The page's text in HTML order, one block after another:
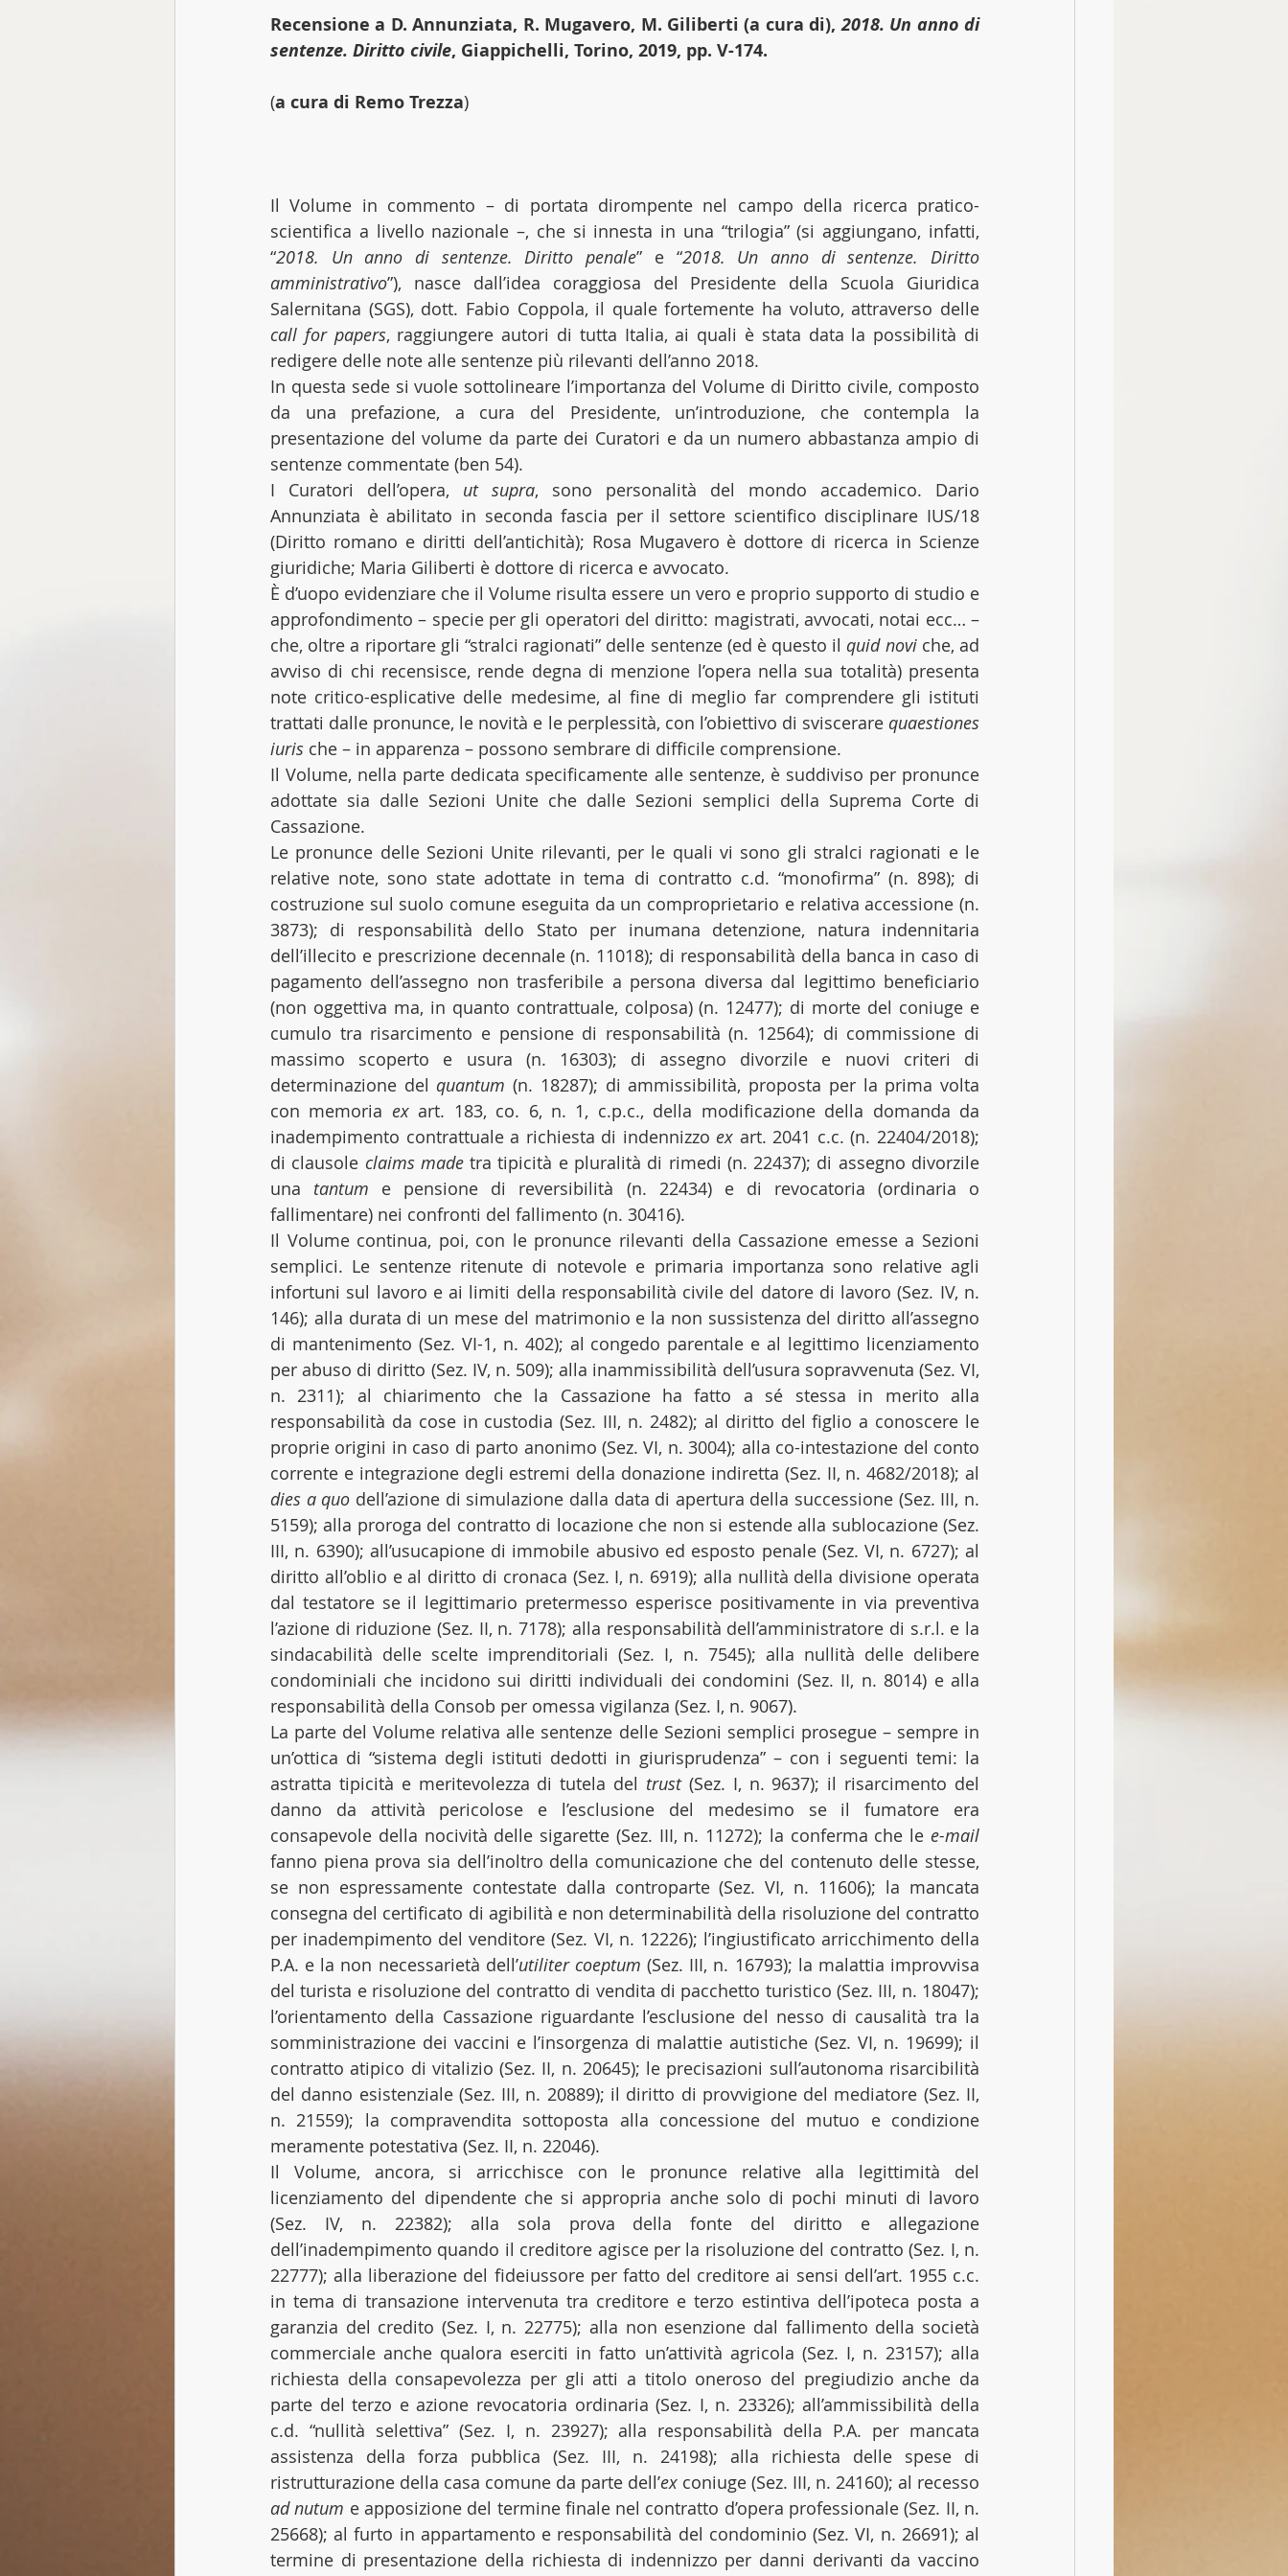
Recensione a D. Annunziata, R. Mugavero, M. Giliberti (a cura di), 2018. Un anno di
sentenze. Diritto civile, Giappichelli, Torino, 2019, pp. V-174.
(a cura di Remo Trezza)
Il Volume in commento – di portata dirompente nel campo della ricerca pratico-
scientifica a livello nazionale –, che si innesta in una “trilogia” (si aggiungano, infatti,
“2018. Un anno di sentenze. Diritto penale” e “2018. Un anno di sentenze. Diritto
amministrativo”), nasce dall’idea coraggiosa del Presidente della Scuola Giuridica
call for papers, raggiungere autori di tutta Italia, ai quali è stata data la possibilità di
redigere delle note alle sentenze più rilevanti dell’anno 2018.
In questa sede si vuole sottolineare l’importanza del Volume di Diritto civile, composto
da una prefazione, a cura del Presidente, un’introduzione, che contempla la
presentazione del volume da parte dei Curatori e da un numero abbastanza ampio di
sentenze commentate (ben 54).
I Curatori dell’opera, ut supra, sono personalità del mondo accademico. Dario
Annunziata è abilitato in seconda fascia per il settore scientifico disciplinare IUS/18
(Diritto romano e diritti dell’antichità); Rosa Mugavero è dottore di ricerca in Scienze
giuridiche; Maria Giliberti è dottore di ricerca e avvocato.
È d’uopo evidenziare che il Volume risulta essere un vero e proprio supporto di studio e
approfondimento – specie per gli operatori del diritto: magistrati, avvocati, notai ecc… –
che, oltre a riportare gli “stralci ragionati” delle sentenze (ed è questo il quid novi che, ad
avviso di chi recensisce, rende degna di menzione l’opera nella sua totalità) presenta
note critico-esplicative delle medesime, al fine di meglio far comprendere gli istituti
trattati dalle pronunce, le novità e le perplessità, con l’obiettivo di sviscerare quaestiones
iuris che – in apparenza – possono sembrare di difficile comprensione.
Il Volume, nella parte dedicata specificamente alle sentenze, è suddiviso per pronunce
adottate sia dalle Sezioni Unite che dalle Sezioni semplici della Suprema Corte di
Cassazione.
Le pronunce delle Sezioni Unite rilevanti, per le quali vi sono gli stralci ragionati e le
relative note, sono state adottate in tema di contratto c.d. “monofirma” (n. 898); di
costruzione sul suolo comune eseguita da un comproprietario e relativa accessione (n.
3873); di responsabilità dello Stato per inumana detenzione, natura indennitaria
dell’illecito e prescrizione decennale (n. 11018); di responsabilità della banca in caso di
pagamento dell’assegno non trasferibile a persona diversa dal legittimo beneficiario
(non oggettiva ma, in quanto contrattuale, colposa) (n. 12477); di morte del coniuge e
cumulo tra risarcimento e pensione di responsabilità (n. 12564); di commissione di
massimo scoperto e usura (n. 16303); di assegno divorzile e nuovi criteri di
determinazione del quantum (n. 18287); di ammissibilità, proposta per la prima volta
con memoria ex art. 183, co. 6, n. 1, c.p.c., della modificazione della domanda da
inadempimento contrattuale a richiesta di indennizzo ex art. 2041 c.c. (n. 22404/2018);
di clausole claims made tra tipicità e pluralità di rimedi (n. 22437); di assegno divorzile
una tantum e pensione di reversibilità (n. 22434) e di revocatoria (ordinaria o
fallimentare) nei confronti del fallimento (n. 30416).
Il Volume continua, poi, con le pronunce rilevanti della Cassazione emesse a Sezioni
semplici. Le sentenze ritenute di notevole e primaria importanza sono relative agli
infortuni sul lavoro e ai limiti della responsabilità civile del datore di lavoro (Sez. IV, n.
146); alla durata di un mese del matrimonio e la non sussistenza del diritto all’assegno
di mantenimento (Sez. VI-1, n. 402); al congedo parentale e al legittimo licenziamento
per abuso di diritto (Sez. IV, n. 509); alla inammissibilità dell’usura sopravvenuta (Sez. VI,
n. 2311); al chiarimento che la Cassazione ha fatto a sé stessa in merito alla
responsabilità da cose in custodia (Sez. III, n. 2482); al diritto del figlio a conoscere le
proprie origini in caso di parto anonimo (Sez. VI, n. 3004); alla co-intestazione del conto
dies a quo dell’azione di simulazione dalla data di apertura della successione (Sez. III, n.
5159); alla proroga del contratto di locazione che non si estende alla sublocazione (Sez.
III, n. 6390); all’usucapione di immobile abusivo ed esposto penale (Sez. VI, n. 6727); al
diritto all’oblio e al diritto di cronaca (Sez. I, n. 6919); alla nullità della divisione operata
dal testatore se il legittimario pretermesso esperisce positivamente in via preventiva
l’azione di riduzione (Sez. II, n. 7178); alla responsabilità dell’amministratore di s.r.l. e la
sindacabilità delle scelte imprenditoriali (Sez. I, n. 7545); alla nullità delle delibere
condominiali che incidono sui diritti individuali dei condomini (Sez. II, n. 8014) e alla
responsabilità della Consob per omessa vigilanza (Sez. I, n. 9067).
La parte del Volume relativa alle sentenze delle Sezioni semplici prosegue – sempre in
un’ottica di “sistema degli istituti dedotti in giurisprudenza” – con i seguenti temi: la
astratta tipicità e meritevolezza di tutela del trust (Sez. I, n. 9637); il risarcimento del
danno da attività pericolose e l’esclusione del medesimo se il fumatore era
consapevole della nocività delle sigarette (Sez. III, n. 11272); la conferma che le e-mail
fanno piena prova sia dell’inoltro della comunicazione che del contenuto delle stesse,
se non espressamente contestate dalla controparte (Sez. VI, n. 11606); la mancata
consegna del certificato di agibilità e non determinabilità della risoluzione del contratto
per inadempimento del venditore (Sez. VI, n. 12226); l’ingiustificato arricchimento della
P.A. e la non necessarietà dell’utiliter coeptum (Sez. III, n. 16793); la malattia improvvisa
del turista e risoluzione del contratto di vendita di pacchetto turistico (Sez. III, n. 18047);
l’orientamento della Cassazione riguardante l’esclusione del nesso di causalità tra la
somministrazione dei vaccini e l’insorgenza di malattie autistiche (Sez. VI, n. 19699); il
contratto atipico di vitalizio (Sez. II, n. 20645); le precisazioni sull’autonoma risarcibilità
del danno esistenziale (Sez. III, n. 20889); il diritto di provvigione del mediatore (Sez. II,
n. 21559); la compravendita sottoposta alla concessione del mutuo e condizione
meramente potestativa (Sez. II, n. 22046).
Il Volume, ancora, si arricchisce con le pronunce relative alla legittimità del
licenziamento del dipendente che si appropria anche solo di pochi minuti di lavoro
(Sez. IV, n. 22382); alla sola prova della fonte del diritto e allegazione
dell’inadempimento quando il creditore agisce per la risoluzione del contratto (Sez. I, n.
22777); alla liberazione del fideiussore per fatto del creditore ai sensi dell’art. 1955 c.c.
in tema di transazione intervenuta tra creditore e terzo estintiva dell’ipoteca posta a
garanzia del credito (Sez. I, n. 22775); alla non esenzione dal fallimento della società
commerciale anche qualora eserciti in fatto un’attività agricola (Sez. I, n. 23157); alla
richiesta della consapevolezza per gli atti a titolo oneroso del pregiudizio anche da
parte del terzo e azione revocatoria ordinaria (Sez. I, n. 23326); all’ammissibilità della
c.d. “nullità selettiva” (Sez. I, n. 23927); alla responsabilità della P.A. per mancata
assistenza della forza pubblica (Sez. III, n. 24198); alla richiesta delle spese di
ristrutturazione della casa comune da parte dell’ex
ad nutum e apposizione del termine finale nel contratto d’opera professionale (Sez. II, n.
25668); al furto in appartamento e responsabilità del condominio (Sez. VI, n. 26691); al
termine di presentazione della richiesta di indennizzo per danni derivanti da vaccino